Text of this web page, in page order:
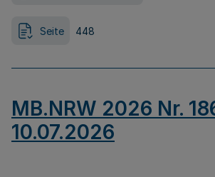
Seite 448
MB.NRW 2026 Nr.
10.07.2026